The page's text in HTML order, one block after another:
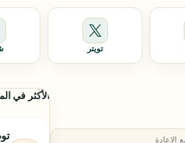
تويتر
الأكثر في